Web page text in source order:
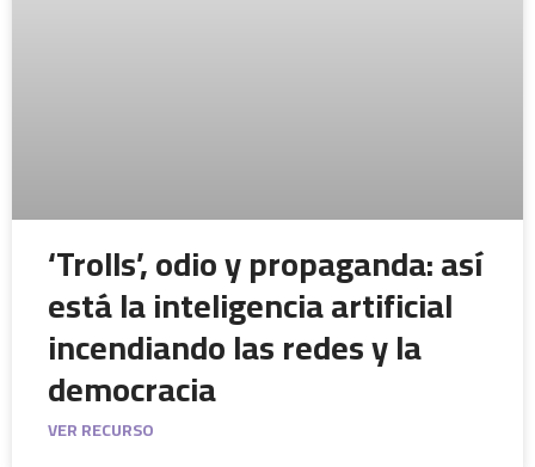
‘Trolls’, odio y propaganda: así
está la inteligencia artificial
incendiando las redes y la
democracia
VER RECURSO